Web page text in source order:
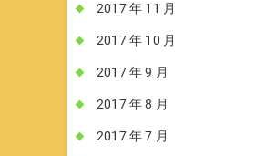
2017 年 11 月
2017 年 10 月
2017 年 9 月
2017 年 8 月
2017 年 7 月